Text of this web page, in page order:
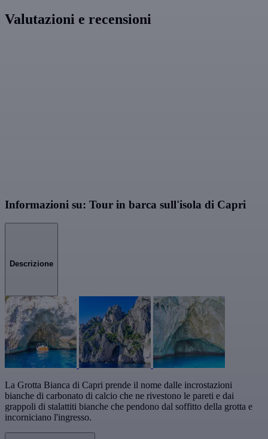
Valutazioni e recensioni
Informazioni su: Tour in barca sull'isola di Capri
Descrizione
La Grotta Bianca di Capri prende il nome dalle incrostazioni
bianche di carbonato di calcio che ne rivestono le pareti e dai
grappoli di stalattiti bianche che pendono dal soffitto della grotta e
incorniciano l'ingresso.